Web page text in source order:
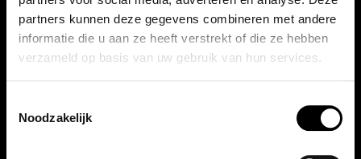
partners kunnen deze gegevens combineren met andere
informatie die u aan ze heeft verstrekt of die ze hebben
verzameld op basis van uw gebruik van hun services.
Noodzakelijk
Kilometerstand